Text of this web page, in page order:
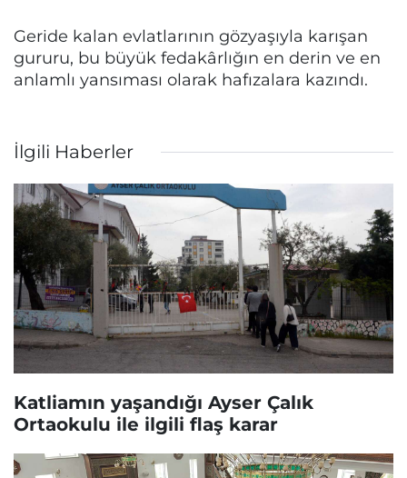
Geride kalan evlatlarının gözyaşıyla karışan
gururu, bu büyük fedakârlığın en derin ve en
anlamlı yansıması olarak hafızalara kazındı.
İlgili Haberler
Katliamın yaşandığı Ayser Çalık
Ortaokulu ile ilgili flaş karar